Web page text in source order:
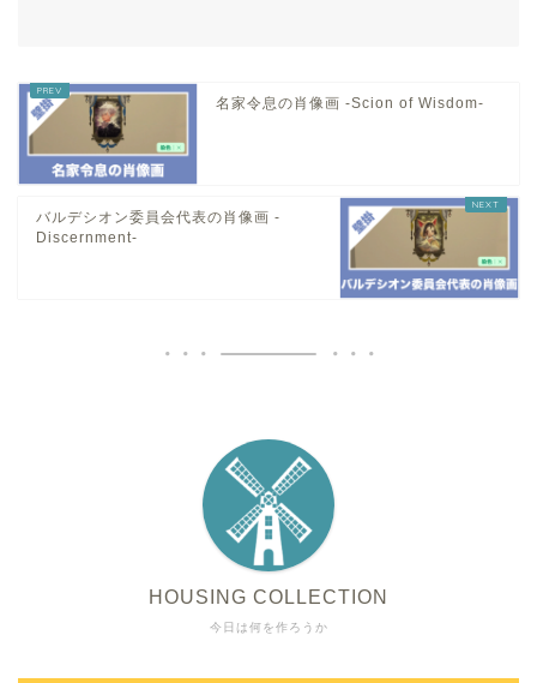
名家令息の肖像画 -Scion of Wisdom-
バルデシオン委員会代表の肖像画 -
Discernment-
今日は何を作ろうか
HOUSING COLLECTION